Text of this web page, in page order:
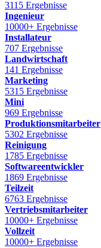
3115 Ergebnisse
Ingenieur
10000+ Ergebnisse
Installateur
707 Ergebnisse
Landwirtschaft
141 Ergebnisse
Marketing
5315 Ergebnisse
Mini
969 Ergebnisse
Produktionsmitarbeiter
5302 Ergebnisse
Reinigung
1785 Ergebnisse
Softwareentwickler
1869 Ergebnisse
Teilzeit
6763 Ergebnisse
Vertriebsmitarbeiter
10000+ Ergebnisse
Vollzeit
10000+ Ergebnisse